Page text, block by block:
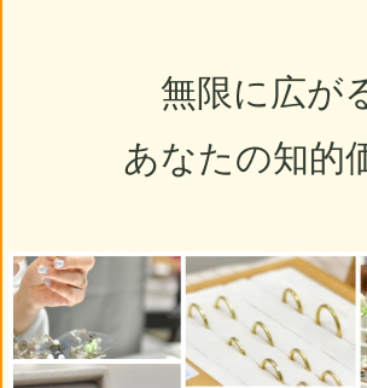
無限に広が
あなたの知的